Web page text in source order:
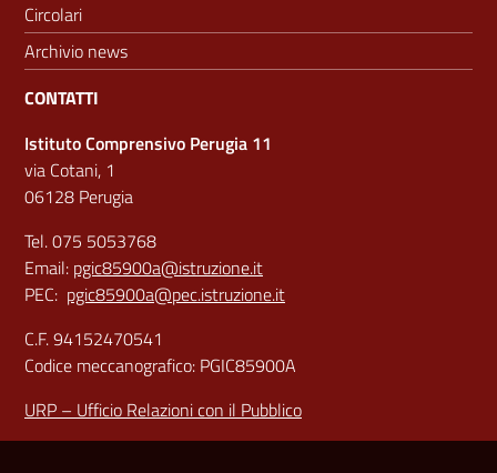
Circolari
Archivio news
CONTATTI
Istituto Comprensivo Perugia 11
via Cotani, 1
06128 Perugia
Tel. 075 5053768
Email: pgic85900a@istruzione.it
PEC: pgic85900a@pec.istruzione.it
C.F. 94152470541
Codice meccanografico: PGIC85900A
URP – Ufficio Relazioni con il Pubblico